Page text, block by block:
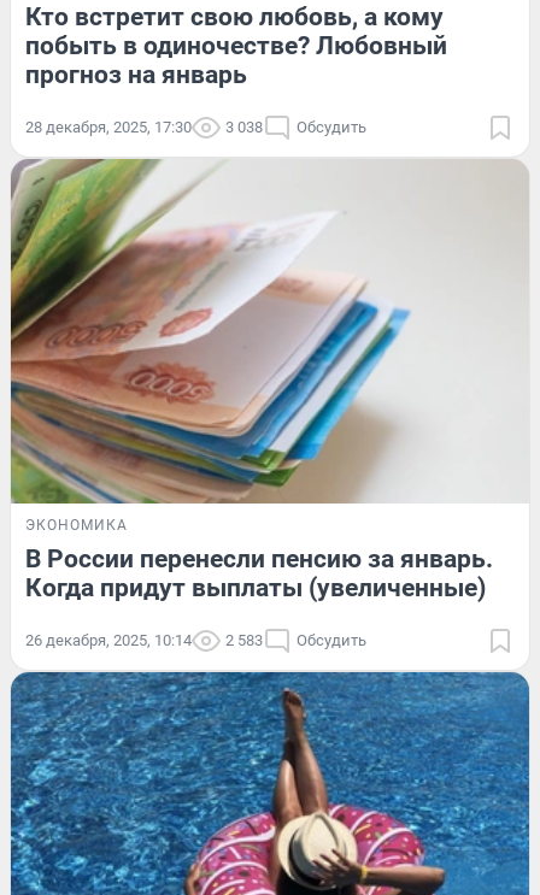
Кто встретит свою любовь, а кому
побыть в одиночестве? Любовный
прогноз на январь
28 декабря, 2025, 17:30 3 038 Обсудить
ЭКОНОМИКА
В России перенесли пенсию за январь.
Когда придут выплаты (увеличенные)
26 декабря, 2025, 10:14 2 583 Обсудить